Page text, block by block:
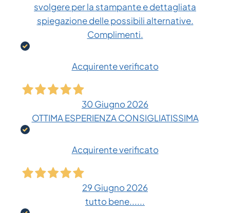
svolgere per la stampante e dettagliata
spiegazione delle possibili alternative.
Complimenti.
Acquirente verificato
30 Giugno 2026
OTTIMA ESPERIENZA CONSIGLIATISSIMA
Acquirente verificato
29 Giugno 2026
tutto bene......